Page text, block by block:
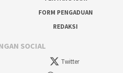
FORM PENGADUAN
REDAKSI
SOCIAL
Twitter